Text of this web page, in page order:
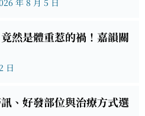
年 8 月 5 日
然是體重惹的禍！嘉韻關
日
、好發部位與治療方式選